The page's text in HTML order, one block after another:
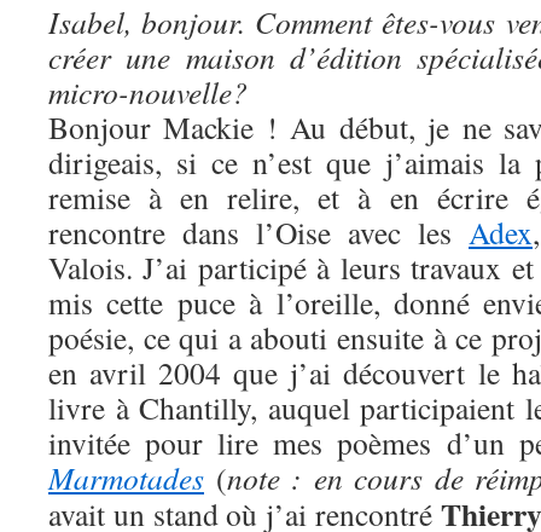
Isabel, bonjour. Comment êtes-vous
créer une maison d’édition
micro-nouvelle?
Bonjour Mackie ! Au début, je ne
dirigeais, si ce n’est que j’aimais la
remise à en relire, et à en écrire
rencontre dans l’Oise avec les Adex
Valois. J’ai participé à leurs travaux
mis cette puce à l’oreille, donné
poésie, ce qui a abouti ensuite à ce
en avril 2004 que j’ai découvert le
livre à Chantilly, auquel participaient
invitée pour lire mes poèmes d’un
Marmotades (note : en cours de
avait un stand où j’ai rencontré